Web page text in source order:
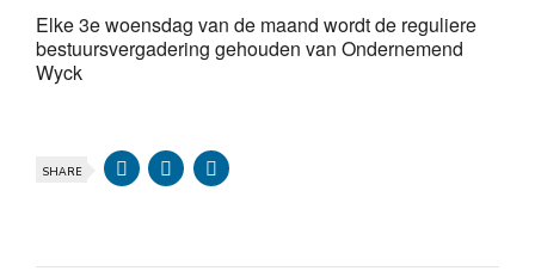
Elke 3e woensdag van de maand wordt de reguliere
bestuursvergadering gehouden van Ondernemend
Wyck
SHARE